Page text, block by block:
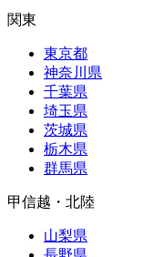
関東
東京都
神奈川県
千葉県
埼玉県
茨城県
栃木県
群馬県
甲信越・北陸
山梨県